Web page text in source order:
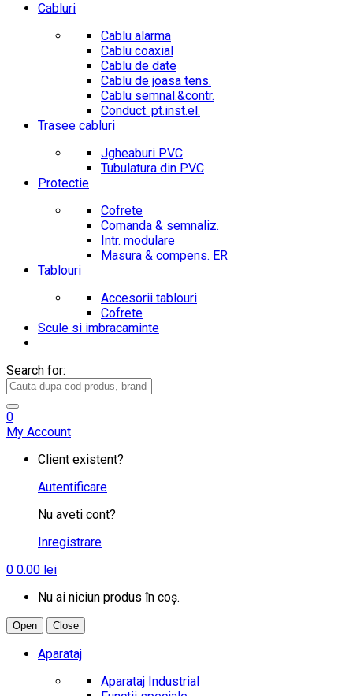
Cabluri
Cablu alarma
Cablu coaxial
Cablu de date
Cablu de joasa tens.
Cablu semnal.&contr.
Conduct. pt.inst.el.
Trasee cabluri
Jgheaburi PVC
Tubulatura din PVC
Protectie
Cofrete
Comanda & semnaliz.
Intr. modulare
Masura & compens. ER
Tablouri
Accesorii tablouri
Cofrete
Scule si imbracaminte
Search for:
0
My Account
Client existent?
Autentificare
Nu aveti cont?
Inregistrare
0 0.00 lei
Nu ai niciun produs în coș.
Open Close
Aparataj
Aparataj Industrial